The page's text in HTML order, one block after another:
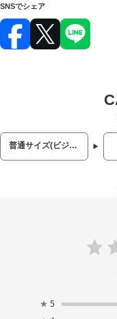
SNSでシェア
普通サイズ(ビジネス・カジュアル)
★ 5